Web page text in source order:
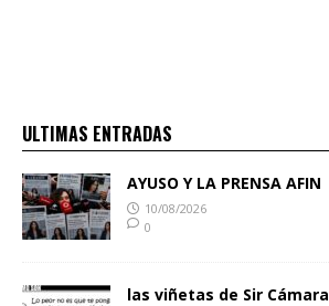
ULTIMAS ENTRADAS
AYUSO Y LA PRENSA AFIN
10/08/2026
0
las viñetas de Sir Cámara